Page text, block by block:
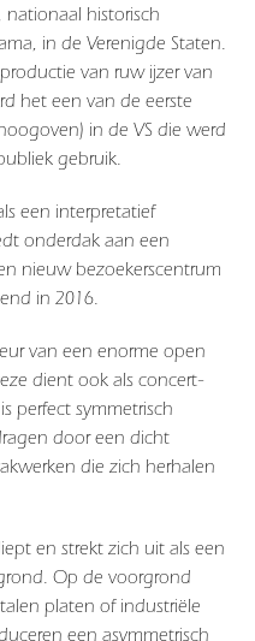
nationaal historisch
in de Verenigde Staten.
van ruw ijzer van
het een van de eerste
in de VS die werd
gebruik.
een interpretatief
onderdak aan een
nieuw bezoekerscentrum
in 2016.
van een enorme open
dient ook als concert-
perfect symmetrisch
door een dicht
die zich herhalen
en strekt zich uit als een
Op de voorgrond
platen of industriële
een asymmetrisch